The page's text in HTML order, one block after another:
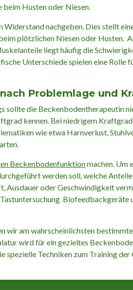
beim Husten oder Niesen.
nachgeben. Dies stellt
plötzlichen Niesen oder Husten.
liegt häufig die
Unterschiede spielen eine Rolle
Problemlage und
sollte die Beckenbodentherapeutin
kennen. Bei niedrigem
wie etwa Harnverlust,
Beckenbodenfunktionmachen. Um
werden soll, welche
Ausdauer oder Geschwindigkeit
Biofeedbackgeräte
wir am wahrscheinlichsten
wird für ein gezieltes
Techniken zum Training